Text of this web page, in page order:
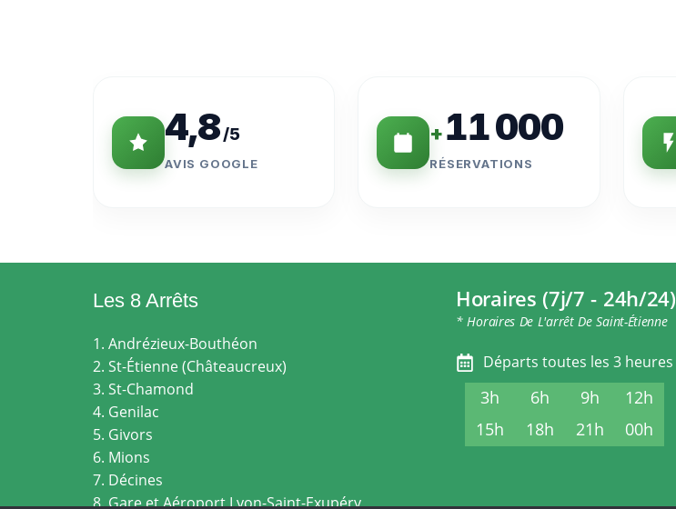
4,8/5
AVIS GOOGLE
+11 000
RÉSERVATIONS
Les 8 Arrêts
1. Andrézieux-Bouthéon
2. St-Étienne (Châteaucreux)
3. St-Chamond
4. Genilac
5. Givors
6. Mions
7. Décines
8. Gare et Aéroport Lyon-Saint-Exupéry
Horaires (7j/7 - 24h/24)
* Horaires De L'arrêt De Saint-Étienne
Départs toutes les 3 heures
3h 6h 9h
12h
15h
18h 21h 00h